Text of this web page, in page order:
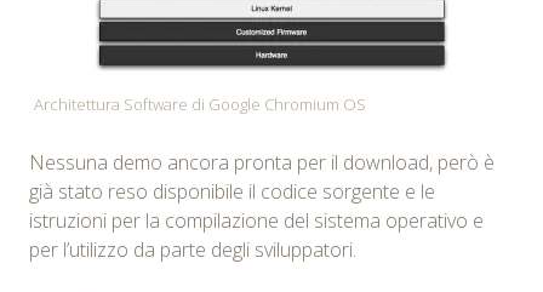
Architettura Software di Google Chromium OS
Nessuna demo ancora pronta per il download, però è
già stato reso disponibile il codice sorgente e le
istruzioni per la compilazione del sistema operativo e
per l’utilizzo da parte degli sviluppatori.